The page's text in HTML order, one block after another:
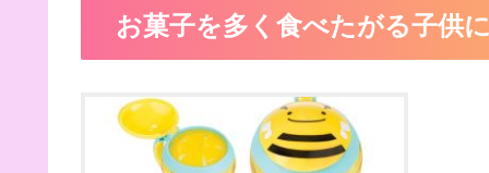
お菓子を多く食べたがる子供